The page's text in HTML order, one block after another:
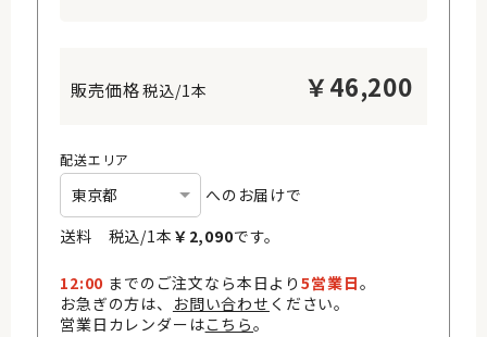
税込/1本 ￥46,200
配送エリア
へのお届けで
送料 税込/1本 ￥ 2,090です。
12:00 までのご注文なら本日より5営業日。
お急ぎの方は、 お問い合わせ ください。
営業日カレンダーはこちら。